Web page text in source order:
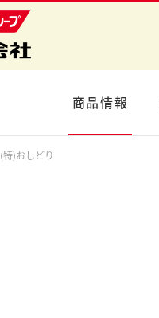
商品情報
(特)おしどり